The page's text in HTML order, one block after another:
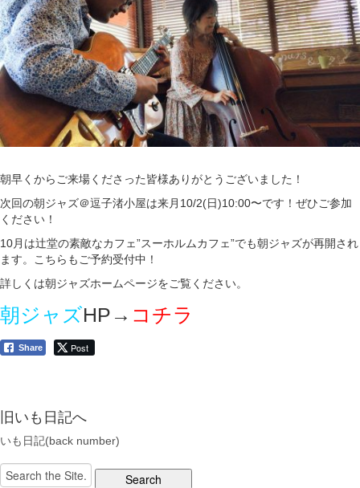
朝早くからご来場くださった皆様ありがとうございました！
次回の朝ジャズ＠逗子渚小屋は来月10/2(日)10:00〜です！ぜひご参加
ください！
10月は辻堂の素敵なカフェ”スーホルムカフェ”でも朝ジャズが再開され
ます。こちらもご予約受付中！
詳しくは朝ジャズホームページをご覧ください。
朝ジャズHP→ コチラ
Share Post
旧いも日記へ
いも日記(back number)
Search